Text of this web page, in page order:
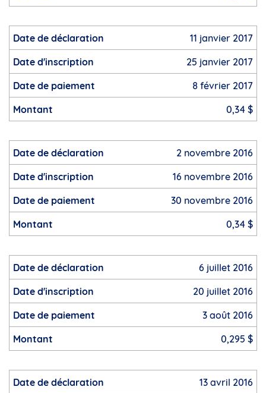
11 janvier 2017
25 janvier 2017
8 février 2017
0,34 $
2 novembre 2016
16 novembre 2016
30 novembre 2016
0,34 $
6 juillet 2016
20 juillet 2016
3 août 2016
0,295 $
13 avril 2016